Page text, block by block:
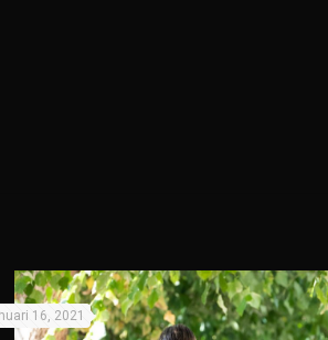
16, 2021